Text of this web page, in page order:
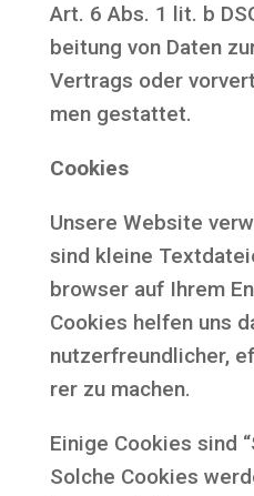
Art. 6 Abs. 1 lit. b
bei­tung von Daten
Ver­trags oder
men gestattet.
Coo­kies
Unse­re Web­site
sind klei­ne
brow­ser auf Ihrem
Coo­kies hel­fen uns
nut­zer­freund­li­cher,
rer zu machen.
Eini­ge Coo­kies sind
Sol­che Coo­kies